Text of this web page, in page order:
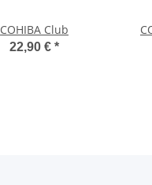
COHIBA Club
22,90 € *